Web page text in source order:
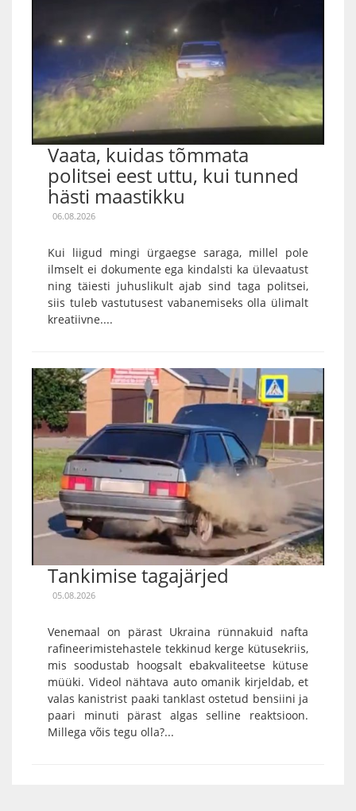
Vaata, kuidas tõmmata
politsei eest uttu, kui tunned
hästi maastikku
06.08.2026
Kui liigud mingi ürgaegse saraga, millel pole
ilmselt ei dokumente ega kindalsti ka ülevaatust
ning täiesti juhuslikult ajab sind taga politsei,
siis tuleb vastutusest vabanemiseks olla ülimalt
kreatiivne....
Tankimise tagajärjed
05.08.2026
Venemaal on pärast Ukraina rünnakuid nafta
rafineerimistehastele tekkinud kerge kütusekriis,
mis soodustab hoogsalt ebakvaliteetse kütuse
müüki. Videol nähtava auto omanik kirjeldab, et
valas kanistrist paaki tanklast ostetud bensiini ja
paari minuti pärast algas selline reaktsioon.
Millega võis tegu olla?...